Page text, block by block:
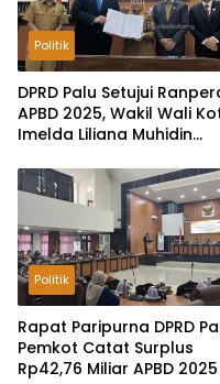
Politik
DPRD Palu Setujui
APBD 2025, Wakil Wali
Imelda Liliana Muhidin
Keuangan Terus
Politik
Rapat Paripurna DPRD
Pemkot Catat Surplus
Rp42,76 Miliar APBD 2025